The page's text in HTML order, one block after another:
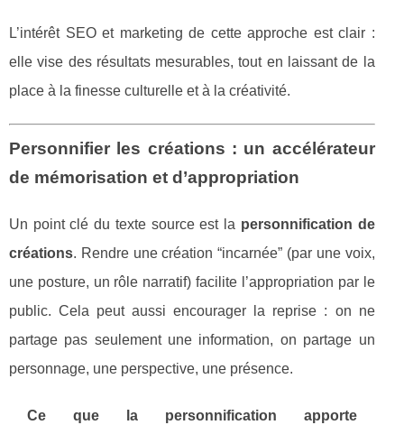
L’intérêt SEO et marketing de cette approche est clair :
elle vise des résultats mesurables, tout en laissant de la
place à la finesse culturelle et à la créativité.
Personnifier les créations : un accélérateur
de mémorisation et d’appropriation
Un point clé du texte source est la personnification de
créations. Rendre une création “incarnée” (par une voix,
une posture, un rôle narratif) facilite l’appropriation par le
public. Cela peut aussi encourager la reprise : on ne
partage pas seulement une information, on partage un
personnage, une perspective, une présence.
Ce que la personnification apporte